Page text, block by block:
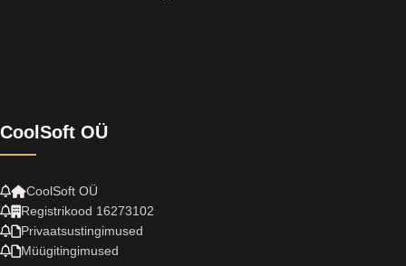
CoolSoft OÜ
CoolSoft OÜ
Registrikood 16273102
Privaatsustingimused
Müügitingimused